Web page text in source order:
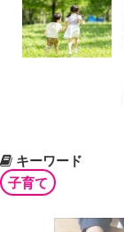
キーワード
子育て